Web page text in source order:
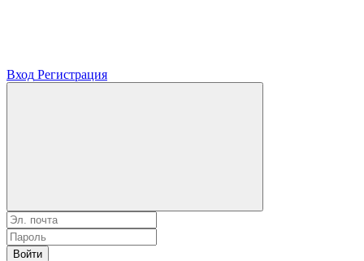
Вход Регистрация
Войти